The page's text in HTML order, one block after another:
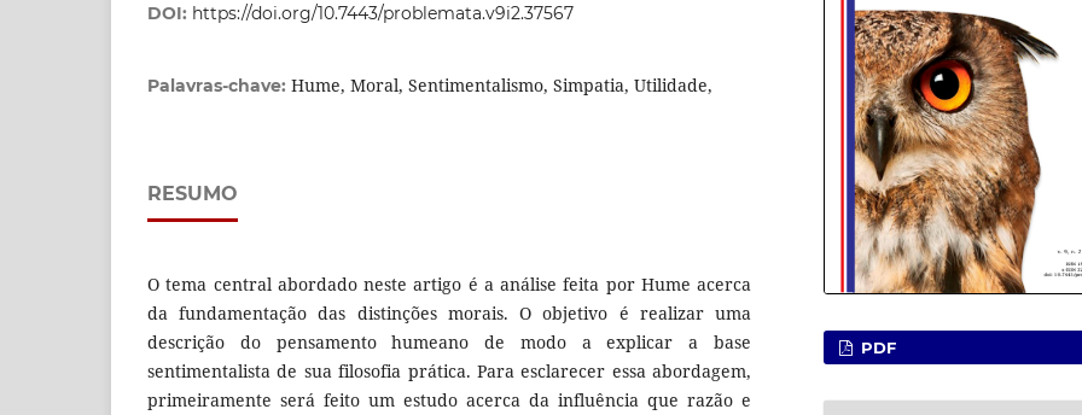
DOI: https://doi.org/10.7443/problemata.v9i2.37567
Palavras-chave: Hume, Moral, Sentimentalismo, Simpatia, Utilidade,
RESUMO
O tema central abordado neste artigo é a análise feita por Hume acerca
da fundamentação das distinções morais. O objetivo é realizar uma
descrição do pensamento humeano de modo a explicar a base
sentimentalista de sua filosofia prática. Para esclarecer essa abordagem,
primeiramente será feito um estudo acerca da influência que razão e
PDF